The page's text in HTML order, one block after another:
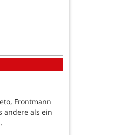
Frontmann
andere als ein